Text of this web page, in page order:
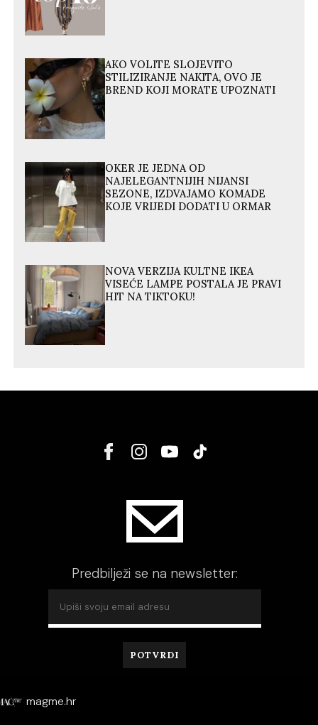
AKO VOLITE SLOJEVITO
STILIZIRANJE NAKITA, OVO JE
BREND KOJI MORATE UPOZNATI
OKER JE JEDNA OD
NAJELEGANTNIJIH NIJANSI
SEZONE, IZDVAJAMO KOMADE
KOJE VRIJEDI DODATI U ORMAR
NOVA VERZIJA KULTNE IKEA
VISEĆE LAMPE POSTALA JE PRAVI
HIT NA TIKTOKU!
Predbilježi se na newsletter:
magme.hr